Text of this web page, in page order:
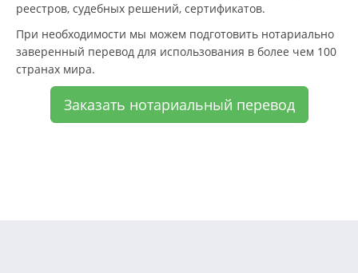
реестров, судебных решений, сертификатов.
При необходимости мы можем подготовить нотариально
заверенный перевод для использования в более чем 100
странах мира.
Заказать нотариальный перевод